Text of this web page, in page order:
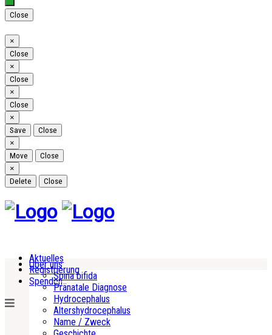
Close
×
Close
×
Close
×
Close
×
Save
Close
×
Move
Close
×
Delete
Close
Aktuelles
Registrierung
Spenden
Über uns
Spina bifida
Pränatale Diagnose
Hydrocephalus
Altershydrocephalus
Name / Zweck